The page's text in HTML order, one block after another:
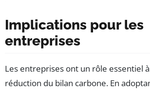
Implications pour les
entreprises
Les entreprises ont un rôle essentiel
réduction du bilan carbone. En